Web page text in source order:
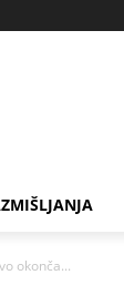
okonča...